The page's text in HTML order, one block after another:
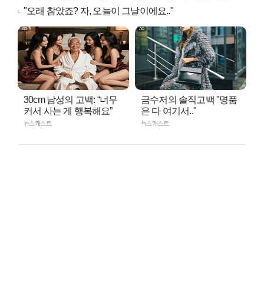
"오래 참았죠? 자, 오늘이 그날이에요.."
30cm 남성의 고백: “너무
커서 사는 게 행복해요”
뉴스캐스트
금수저의 솔직고백 "명품
은 다 여기서.."
뉴스캐스트